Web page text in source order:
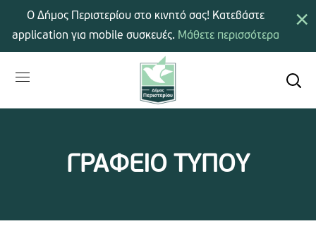
ΓΡΑΦΕΙΟ ΤΥΠΟΥ
×
Ο Δήμος Περιστερίου στο κινητό σας! Κατεβάστε
application για mobile συσκευές. Μάθετε περισσότερα